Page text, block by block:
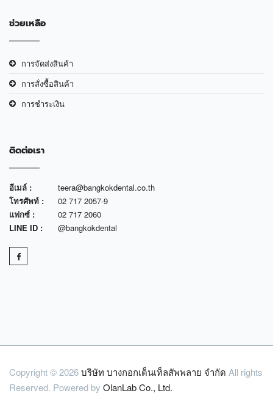
ช่วยเหลือ
การจัดส่งสินค้า
การสั่งซื้อสินค้า
การชำระเงิน
ติดต่อเรา
อีเมล์ :
teera@bangkokdental.co.th
โทรศัพท์ :
02 717 2057-9
แฟกซ์ :
02 717 2060
LINE ID :
@bangkokdental
Copyright © 2026บริษัท บางกอกเด็นเท็ลสัพพลาย จำกัด All rights
Reserved. Powered by OlanLab Co., Ltd.